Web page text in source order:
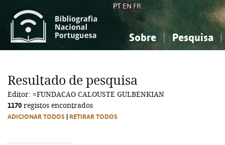
PT EN FR
Sobre Pesquisa
Ciências sociais...
Ciências sociais...
Resultado de pesquisa
Editor: =FUNDACAO CALOUSTE GULBENKIAN
1170 registos encontrados
ADICIONAR TODOS RETIRAR TODOS